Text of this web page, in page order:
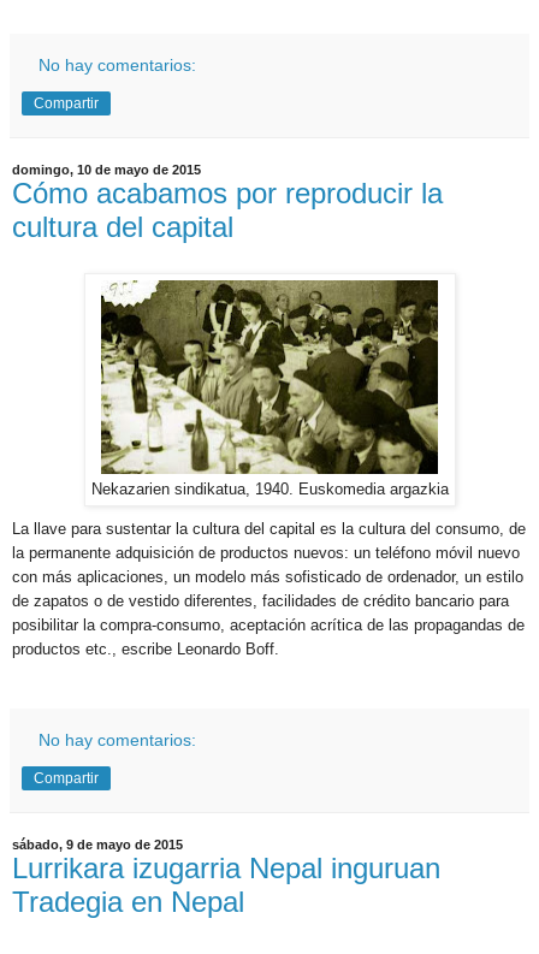
No hay comentarios:
Compartir
domingo, 10 de mayo de 2015
Cómo acabamos por reproducir la
cultura del capital
Nekazarien sindikatua, 1940. Euskomedia argazkia
La llave para sustentar la cultura del capital es la cultura del consumo, de
la permanente adquisición de productos nuevos: un teléfono móvil nuevo
con más aplicaciones, un modelo más sofisticado de ordenador, un estilo
de zapatos o de vestido diferentes, facilidades de crédito bancario para
posibilitar la compra-consumo, aceptación acrítica de las propagandas de
productos etc., escribe Leonardo Boff.
No hay comentarios:
Compartir
sábado, 9 de mayo de 2015
Lurrikara izugarria Nepal inguruan
Tradegia en Nepal